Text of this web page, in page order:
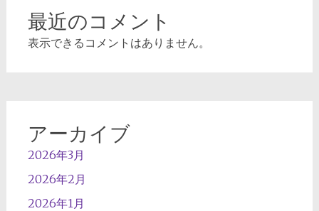
最近のコメント
表示できるコメントはありません。
アーカイブ
2026年3月
2026年2月
2026年1月